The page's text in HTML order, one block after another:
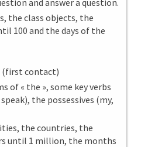
and answer a question.
the class objects, the
100 and the days of the
(first contact)
of « the », some key verbs
the possessives (my,
the countries, the
until 1 million, the months